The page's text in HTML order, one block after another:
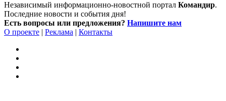
Независимый информационно-новостной портал Командир.
Последние новости и события дня!
Есть вопросы или предложения? Напишите нам
О проекте | Реклама | Контакты